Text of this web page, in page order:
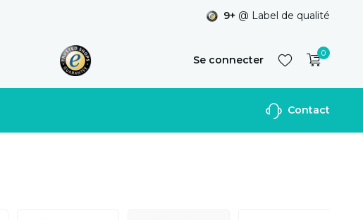
9+ @ Label de qualité
Se connecter
S'inscrire
0
Contact